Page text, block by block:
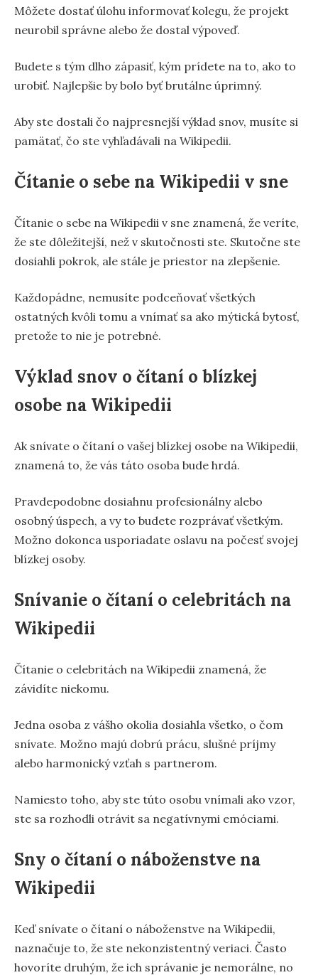
Môžete dostať úlohu informovať kolegu, že projekt
neurobil správne alebo že dostal výpoveď.
Budete s tým dlho zápasiť, kým prídete na to, ako to
urobiť. Najlepšie by bolo byť brutálne úprimný.
Aby ste dostali čo najpresnejší výklad snov, musíte si
pamätať, čo ste vyhľadávali na Wikipedii.
Čítanie o sebe na Wikipedii v sne
Čítanie o sebe na Wikipedii v sne znamená, že veríte,
že ste dôležitejší, než v skutočnosti ste. Skutočne ste
dosiahli pokrok, ale stále je priestor na zlepšenie.
Každopádne, nemusíte podceňovať všetkých
ostatných kvôli tomu a vnímať sa ako mýtická bytosť,
pretože to nie je potrebné.
Výklad snov o čítaní o blízkej
osobe na Wikipedii
Ak snívate o čítaní o vašej blízkej osobe na Wikipedii,
znamená to, že vás táto osoba bude hrdá.
Pravdepodobne dosiahnu profesionálny alebo
osobný úspech, a vy to budete rozprávať všetkým.
Možno dokonca usporiadate oslavu na počesť svojej
blízkej osoby.
Snívanie o čítaní o celebritách na
Wikipedii
Čítanie o celebritách na Wikipedii znamená, že
závidíte niekomu.
Jedna osoba z vášho okolia dosiahla všetko, o čom
snívate. Možno majú dobrú prácu, slušné príjmy
alebo harmonický vzťah s partnerom.
Namiesto toho, aby ste túto osobu vnímali ako vzor,
ste sa rozhodli otrávit sa negatívnymi emóciami.
Sny o čítaní o náboženstve na
Wikipedii
Keď snívate o čítaní o náboženstve na Wikipedii,
naznačuje to, že ste nekonzistentný veriaci. Často
hovoríte druhým, že ich správanie je nemorálne, no